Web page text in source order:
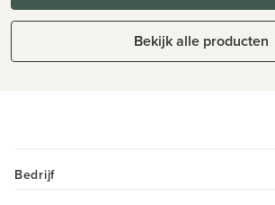
Bekijk alle producten
Bedrijf